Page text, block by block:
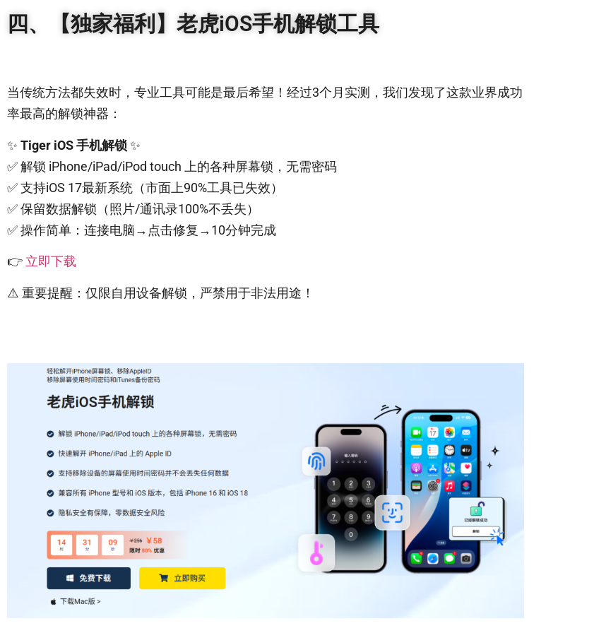
四、【独家福利】老虎iOS手机解锁工具
当传统方法都失效时，专业工具可能是最后希望！经过3个月实测，我们发现了这款业界成功
率最高的解锁神器：
✨ Tiger iOS 手机解锁✨
✅ 解锁 iPhone/iPad/iPod touch 上的各种屏幕锁，无需密码
✅ 支持iOS 17最新系统（市面上90%工具已失效）
✅ 保留数据解锁（照片/通讯录100%不丢失）
✅ 操作简单：连接电脑→点击修复→10分钟完成
👉 立即下载
⚠️ 重要提醒：仅限自用设备解锁，严禁用于非法用途！